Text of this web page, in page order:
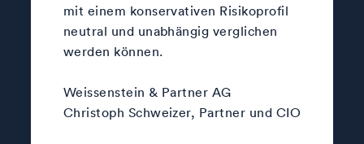
mit einem konservativen Risikoprofil
neutral und unabhängig verglichen
werden können.
Weissenstein & Partner AG
Christoph Schweizer, Partner und CIO